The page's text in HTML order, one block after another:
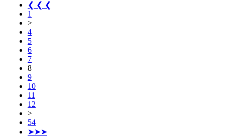
❮ ❮ ❮
1
>
4
5
6
7
8
9
10
11
12
>
54
➤➤➤